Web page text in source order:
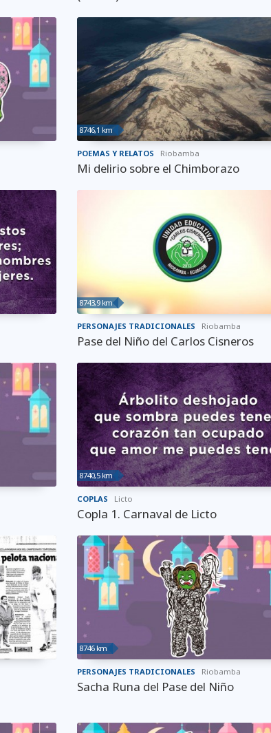
8746,1 km
POEMAS Y RELATOS Riobamba
Mi delirio sobre el Chimborazo
8743,9 km
PERSONAJES TRADICIONALES Riobamba
Pase del Niño del Carlos Cisneros
8740,5 km
COPLAS Licto
Copla 1. Carnaval de Licto
8746 km
PERSONAJES TRADICIONALES Riobamba
Sacha Runa del Pase del Niño